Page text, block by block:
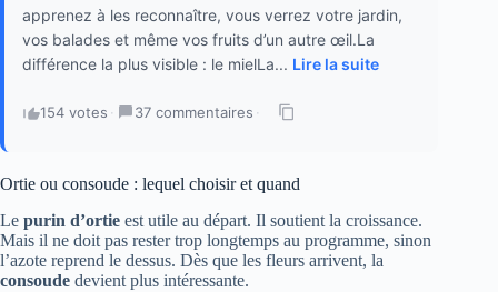
apprenez à les reconnaître, vous verrez votre jardin,
vos balades et même vos fruits d’un autre œil.La
différence la plus visible : le mielLa... Lire la suite
154 votes · 37 commentaires ·
Ortie ou consoude : lequel choisir et quand
Le purin d’ortie est utile au départ. Il soutient la croissance.
Mais il ne doit pas rester trop longtemps au programme, sinon
l’azote reprend le dessus. Dès que les fleurs arrivent, la
consoude devient plus intéressante.